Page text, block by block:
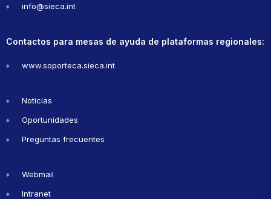
info@sieca.int
Contactos para mesas de ayuda de plataformas regionales:
www.soporteca.sieca.int
Noticias
Oportunidades
Preguntas frecuentes
Webmail
Intranet